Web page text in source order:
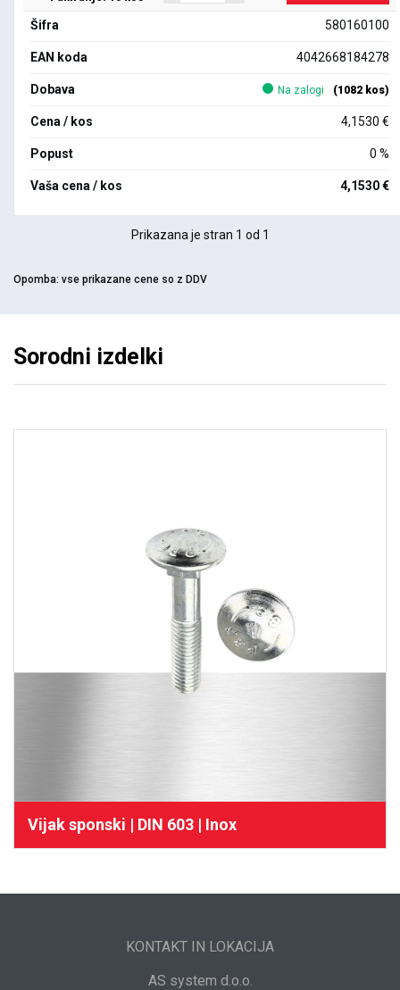
Šifra 580160100
EAN koda 4042668184278
Dobava Na zalogi (1082 kos)
Cena / kos 4,1530 €
Popust 0 %
Vaša cena / kos 4,1530 €
Prikazana je stran 1 od 1
Opomba: vse prikazane cene so z DDV
Sorodni izdelki
Vijak sponski | DIN 603 | Inox
KONTAKT IN LOKACIJA
AS system d.o.o.